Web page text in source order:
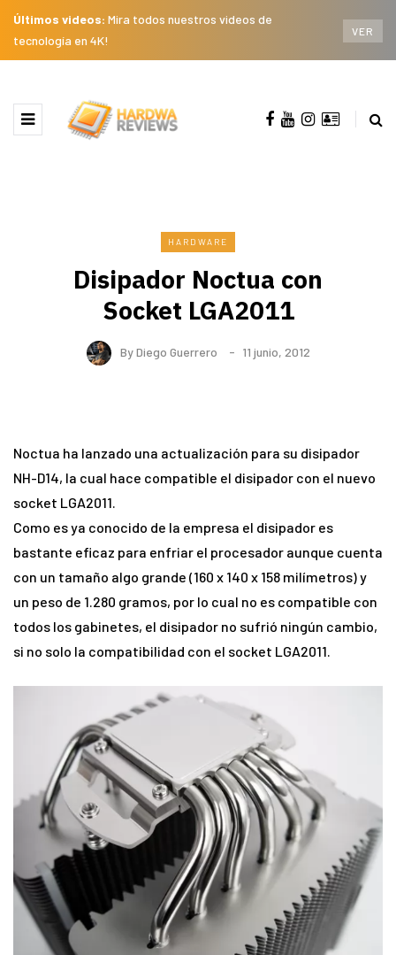
Últimos videos: Mira todos nuestros videos de
tecnología en 4K!
VER
HARDWARE
Disipador Noctua con
Socket LGA2011
ByDiego Guerrero 11 junio, 2012
Noctua ha lanzado una actualización para su disipador
NH-D14, la cual hace compatible el disipador con el nuevo
socket LGA2011.
Como es ya conocido de la empresa el disipador es
bastante eficaz para enfriar el procesador aunque cuenta
con un tamaño algo grande (160 x 140 x 158 milímetros) y
un peso de 1.280 gramos, por lo cual no es compatible con
todos los gabinetes, el disipador no sufrió ningún cambio,
si no solo la compatibilidad con el socket LGA2011.